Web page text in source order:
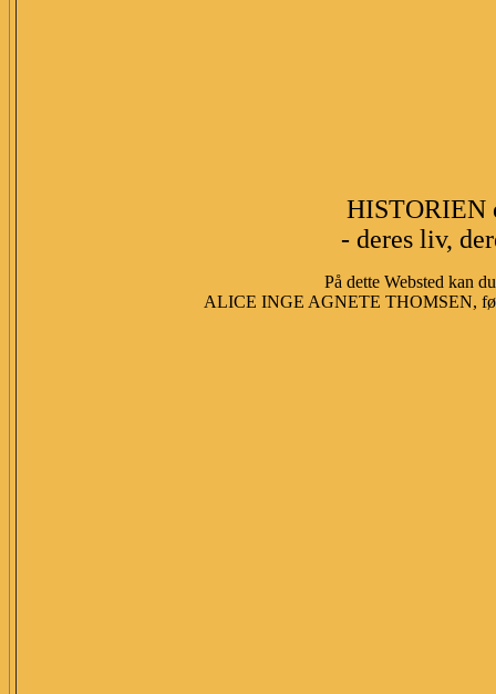
HISTORIEN
- deres liv,
På dette Websted kan
ALICE INGE AGNETE THOMSEN,